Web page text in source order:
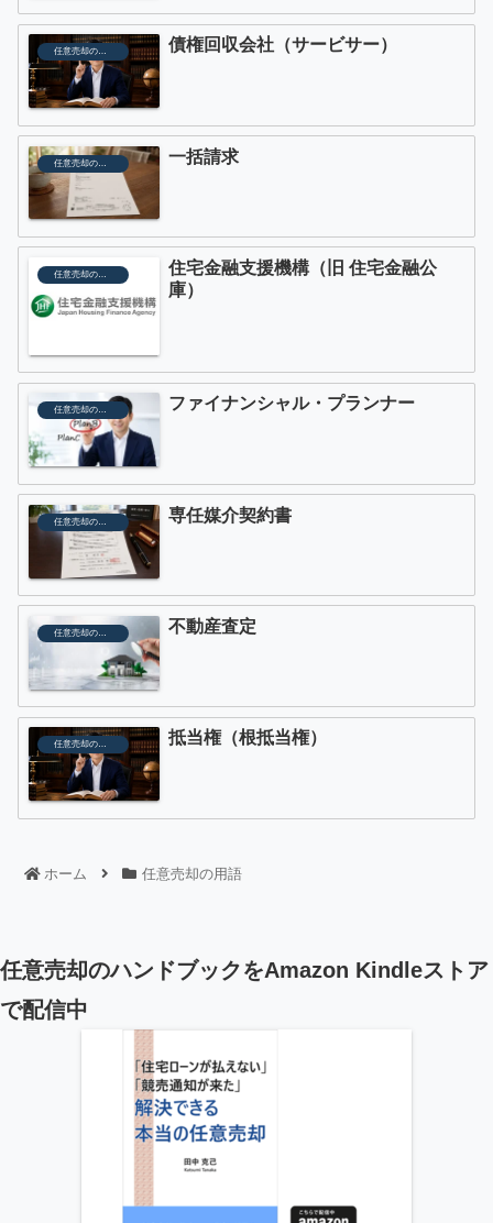
任意売却の用語 債権回収会社（サービサー）
任意売却の用語 一括請求
任意売却の用語
住宅金融支援機構（旧 住宅金融公
庫）
任意売却の用語 ファイナンシャル・プランナー
任意売却の用語 専任媒介契約書
任意売却の用語 不動産査定
任意売却の用語 抵当権（根抵当権）
ホーム 任意売却の用語
任意売却のハンドブックをAmazon Kindleストア
で配信中